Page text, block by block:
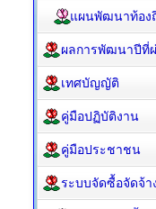
แผนพัฒนาท้อง
ผลการพัฒนาปีที่
เทศบัญญัติ
คู่มือปฏิบัติงาน
คู่มือประชาชน
ระบบจัดซื้อจัดจ้า